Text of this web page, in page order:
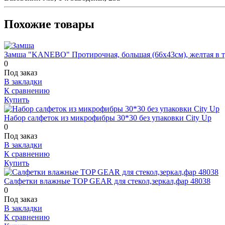
Похожие товары
Замша "KANEBO" Протирочная, большая (66х43см), желтая в
0
Под заказ
В закладки
К сравнению
Купить
Набор салфеток из микрофибры 30*30 без упаковки City Up
0
Под заказ
В закладки
К сравнению
Купить
Салфетки влажные TOP GEAR для стекол,зеркал,фар 48038
0
Под заказ
В закладки
К сравнению